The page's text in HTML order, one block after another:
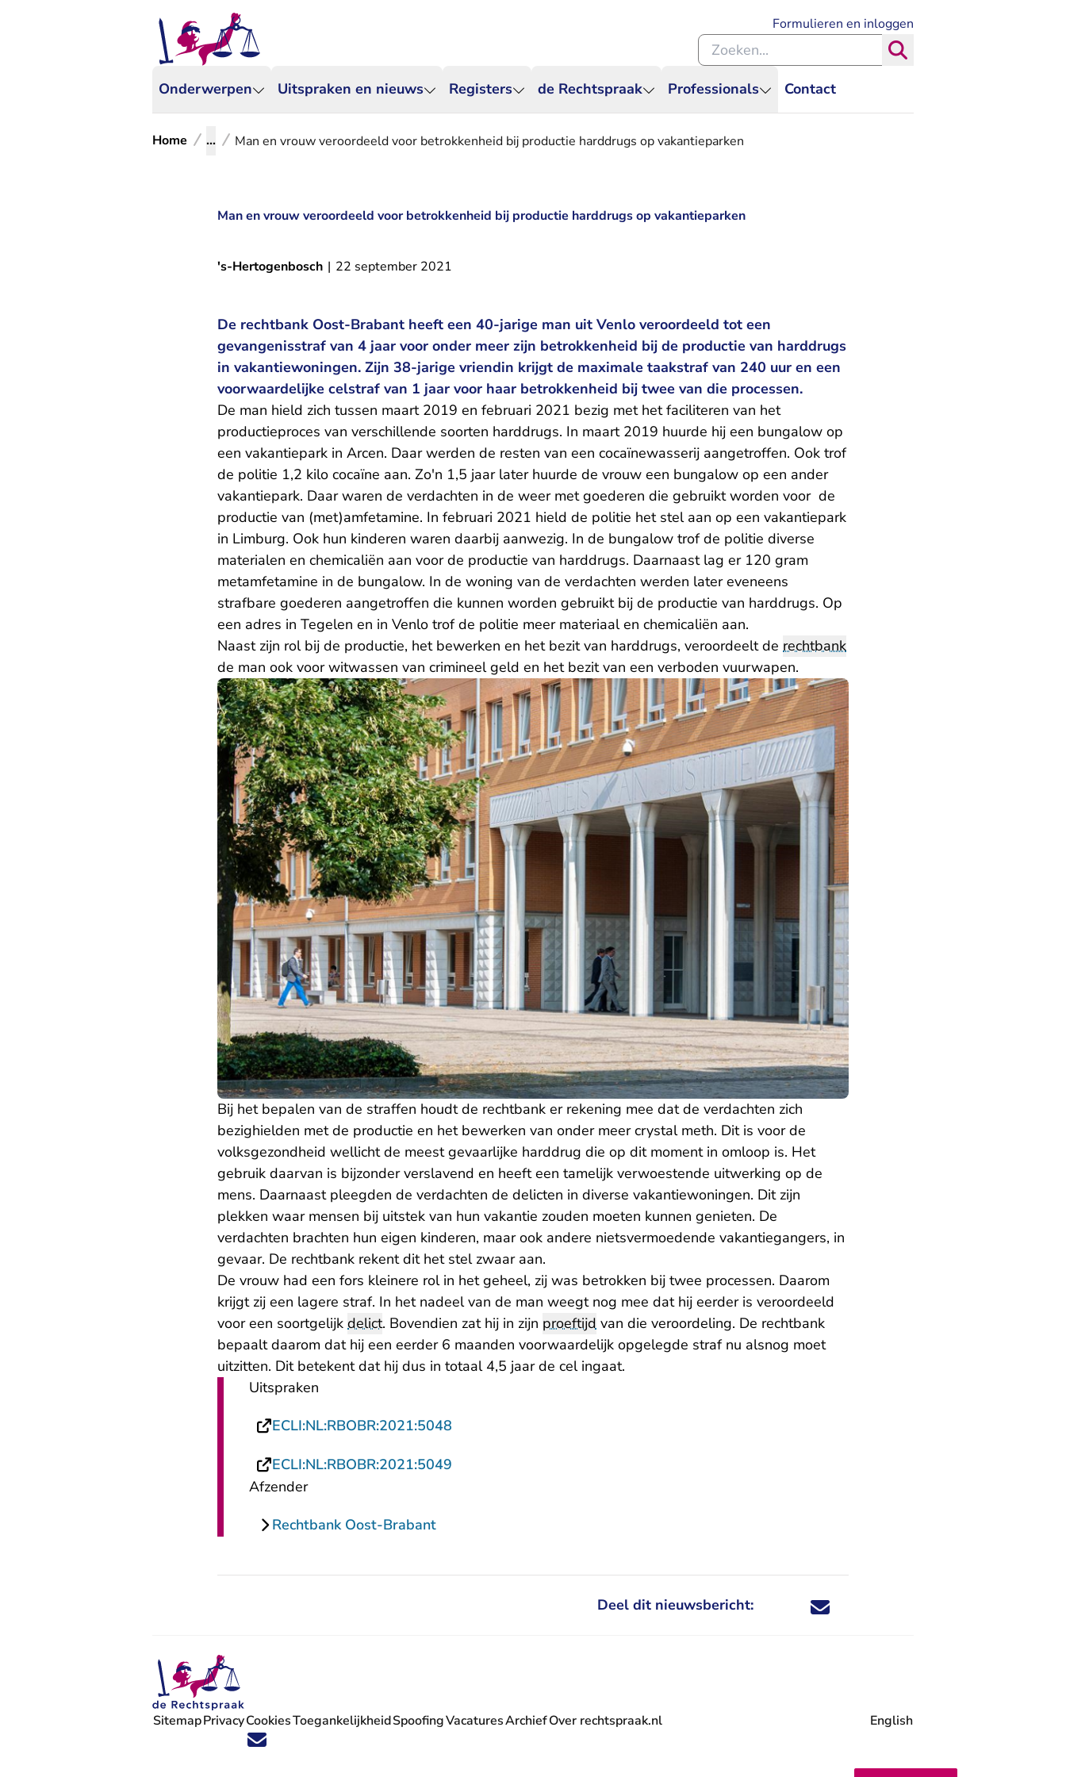
Onderwerpen Uitspraken en nieuws Registers de Rechtspraak Professionals Contact
Formulieren en inloggen
Zoeken binnen de Rechtspraak
Home ... Man en vrouw veroordeeld voor betrokkenheid bij productie harddrugs op vakantieparken
Man en vrouw veroordeeld voor betrokkenheid bij productie harddrugs op vakantieparken
's-Hertogenbosch | 22 september 2021
De rechtbank Oost-Brabant heeft een 40-jarige man uit Venlo veroordeeld tot een
gevangenisstraf van 4 jaar voor onder meer zijn betrokkenheid bij de productie van harddrugs
in vakantiewoningen. Zijn 38-jarige vriendin krijgt de maximale taakstraf van 240 uur en een
voorwaardelijke celstraf van 1 jaar voor haar betrokkenheid bij twee van die processen.
De man hield zich tussen maart 2019 en februari 2021 bezig met het faciliteren van het
productieproces van verschillende soorten harddrugs. In maart 2019 huurde hij een bungalow op
een vakantiepark in Arcen. Daar werden de resten van een cocaïnewasserij aangetroffen. Ook trof
de politie 1,2 kilo cocaïne aan. Zo'n 1,5 jaar later huurde de vrouw een bungalow op een ander
vakantiepark. Daar waren de verdachten in de weer met goederen die gebruikt worden voor de
productie van (met)amfetamine. In februari 2021 hield de politie het stel aan op een vakantiepark
in Limburg. Ook hun kinderen waren daarbij aanwezig. In de bungalow trof de politie diverse
materialen en chemicaliën aan voor de productie van harddrugs. Daarnaast lag er 120 gram
metamfetamine in de bungalow. In de woning van de verdachten werden later eveneens
strafbare goederen aangetroffen die kunnen worden gebruikt bij de productie van harddrugs. Op
een adres in Tegelen en in Venlo trof de politie meer materiaal en chemicaliën aan.
Naast zijn rol bij de productie, het bewerken en het bezit van harddrugs, veroordeelt de rechtbank
de man ook voor witwassen van crimineel geld en het bezit van een verboden vuurwapen.
Bij het bepalen van de straffen houdt de rechtbank er rekening mee dat de verdachten zich
bezighielden met de productie en het bewerken van onder meer crystal meth. Dit is voor de
volksgezondheid wellicht de meest gevaarlijke harddrug die op dit moment in omloop is. Het
gebruik daarvan is bijzonder verslavend en heeft een tamelijk verwoestende uitwerking op de
mens. Daarnaast pleegden de verdachten de delicten in diverse vakantiewoningen. Dit zijn
plekken waar mensen bij uitstek van hun vakantie zouden moeten kunnen genieten. De
verdachten brachten hun eigen kinderen, maar ook andere nietsvermoedende vakantiegangers, in
gevaar. De rechtbank rekent dit het stel zwaar aan.
De vrouw had een fors kleinere rol in het geheel, zij was betrokken bij twee processen. Daarom
krijgt zij een lagere straf. In het nadeel van de man weegt nog mee dat hij eerder is veroordeeld
voor een soortgelijk delict. Bovendien zat hij in zijn proeftijd van die veroordeling. De rechtbank
bepaalt daarom dat hij een eerder 6 maanden voorwaardelijk opgelegde straf nu alsnog moet
uitzitten. Dit betekent dat hij dus in totaal 4,5 jaar de cel ingaat.
Uitspraken
ECLI:NL:RBOBR:2021:5048
ECLI:NL:RBOBR:2021:5049
Afzender
Rechtbank Oost-Brabant
Deel dit nieuwsbericht: Deel dit nieuwsbericht via X - U verlaat
Deel dit nieuwsbericht via Facebook - U
Deel dit nieuwsbericht via e-mail
Deel dit nieuwsbericht via LinkedIn - U
Volg ons op X (Twitter) - U verlaat Rechtspraak.nl
Volg ons op Facebook - U verlaat Rechtspraak.nl
Volg ons op Instagram - U verlaat Rechtspraak.nl
Volg ons op Youtube - U verlaat Rechtspraak.nl
Volg ons op LinkedIn - U verlaat Rechtspraak.nl
'Blijf op de hoogte' nieuwsbrief - U verlaat Rechtspraak.nl
SitemapPrivacyCookiesToegankelijkheidSpoofingVacatures
- U verlaat Rechtspraak.nl
ArchiefOver rechtspraak.nl English